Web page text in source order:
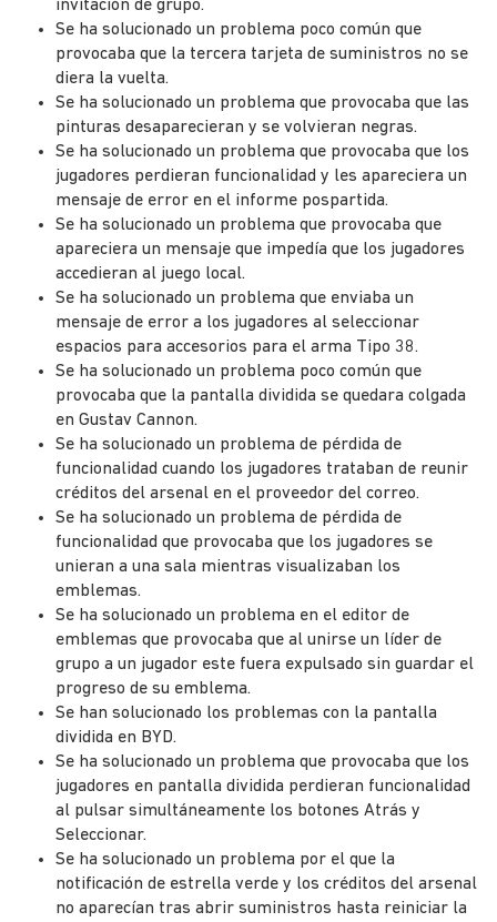
invitación de grupo.
Se ha solucionado un problema poco común que
provocaba que la tercera tarjeta de suministros no se
diera la vuelta.
Se ha solucionado un problema que provocaba que las
pinturas desaparecieran y se volvieran negras.
Se ha solucionado un problema que provocaba que los
jugadores perdieran funcionalidad y les apareciera un
mensaje de error en el informe pospartida.
Se ha solucionado un problema que provocaba que
apareciera un mensaje que impedía que los jugadores
accedieran al juego local.
Se ha solucionado un problema que enviaba un
mensaje de error a los jugadores al seleccionar
espacios para accesorios para el arma Tipo 38.
Se ha solucionado un problema poco común que
provocaba que la pantalla dividida se quedara colgada
en Gustav Cannon.
Se ha solucionado un problema de pérdida de
funcionalidad cuando los jugadores trataban de reunir
créditos del arsenal en el proveedor del correo.
Se ha solucionado un problema de pérdida de
funcionalidad que provocaba que los jugadores se
unieran a una sala mientras visualizaban los
emblemas.
Se ha solucionado un problema en el editor de
emblemas que provocaba que al unirse un líder de
grupo a un jugador este fuera expulsado sin guardar el
progreso de su emblema.
Se han solucionado los problemas con la pantalla
dividida en BYD.
Se ha solucionado un problema que provocaba que los
jugadores en pantalla dividida perdieran funcionalidad
al pulsar simultáneamente los botones Atrás y
Seleccionar.
Se ha solucionado un problema por el que la
notificación de estrella verde y los créditos del arsenal
no aparecían tras abrir suministros hasta reiniciar la